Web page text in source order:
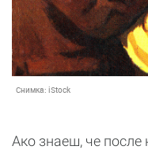
Снимка: iStock
Ако знаеш, че